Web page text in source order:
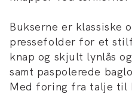
Bukserne er klassiske
pressefolder for et
knap og skjult lynlås
samt paspolerede
Med foring fra talje til